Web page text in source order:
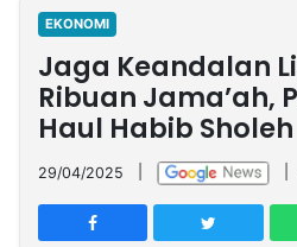
Nasional
International
Olahraga
Entertainment
Daerah
Pariwisata
Kuliner
Kolom
Network
PT
TREETAN
EKONOMI
Jaga Keandalan
Ribuan Jama’ah,
Haul Habib Sholeh
29/04/2025